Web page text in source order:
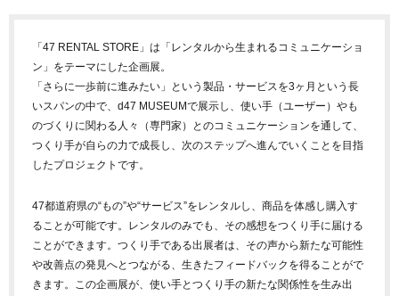
「47 RENTAL STORE」は「レンタルから生まれるコミュニケーショ
ン」をテーマにした企画展。
「さらに一歩前に進みたい」という製品・サービスを3ヶ月という長
いスパンの中で、d47 MUSEUMで展示し、使い手（ユーザー）やも
のづくりに関わる人々（専門家）とのコミュニケーションを通して、
つくり手が自らの力で成長し、次のステップへ進んでいくことを目指
したプロジェクトです。
47都道府県の“もの”や“サービス”をレンタルし、商品を体感し購入す
ることが可能です。レンタルのみでも、その感想をつくり手に届ける
ことができます。つくり手である出展者は、その声から新たな可能性
や改善点の発見へとつながる、生きたフィードバックを得ることがで
きます。この企画展が、使い手とつくり手の新たな関係性を生み出